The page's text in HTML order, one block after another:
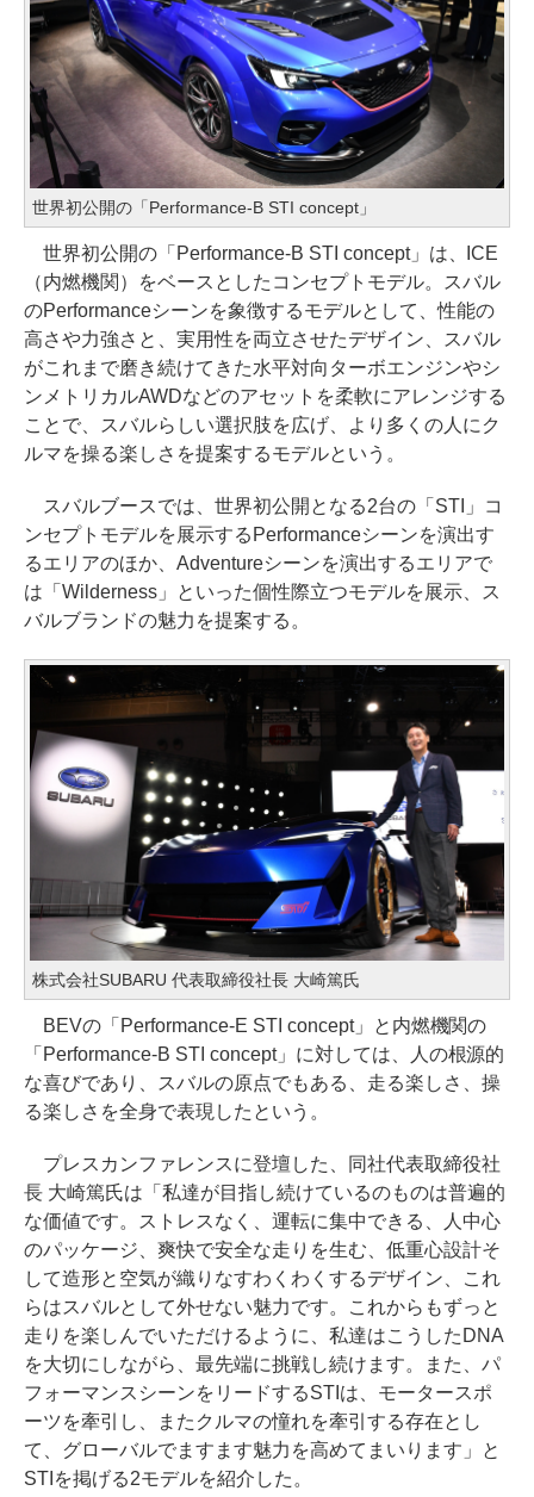
世界初公開の「Performance-B STI concept」
世界初公開の「Performance-B STI concept」は、ICE
（内燃機関）をベースとしたコンセプトモデル。スバル
のPerformanceシーンを象徴するモデルとして、性能の
高さや力強さと、実用性を両立させたデザイン、スバル
がこれまで磨き続けてきた水平対向ターボエンジンやシ
ンメトリカルAWDなどのアセットを柔軟にアレンジする
ことで、スバルらしい選択肢を広げ、より多くの人にク
ルマを操る楽しさを提案するモデルという。
スバルブースでは、世界初公開となる2台の「STI」コ
ンセプトモデルを展示するPerformanceシーンを演出す
るエリアのほか、Adventureシーンを演出するエリアで
は「Wilderness」といった個性際立つモデルを展示、ス
バルブランドの魅力を提案する。
株式会社SUBARU 代表取締役社長 大崎篤氏
BEVの「Performance-E STI concept」と内燃機関の
「Performance-B STI concept」に対しては、人の根源的
な喜びであり、スバルの原点でもある、走る楽しさ、操
る楽しさを全身で表現したという。
プレスカンファレンスに登壇した、同社代表取締役社
長 大崎篤氏は「私達が目指し続けているのものは普遍的
な価値です。ストレスなく、運転に集中できる、人中心
のパッケージ、爽快で安全な走りを生む、低重心設計そ
して造形と空気が織りなすわくわくするデザイン、これ
らはスバルとして外せない魅力です。これからもずっと
走りを楽しんでいただけるように、私達はこうしたDNA
を大切にしながら、最先端に挑戦し続けます。また、パ
フォーマンスシーンをリードするSTIは、モータースポ
ーツを牽引し、またクルマの憧れを牽引する存在とし
て、グローバルでますます魅力を高めてまいります」と
STIを掲げる2モデルを紹介した。